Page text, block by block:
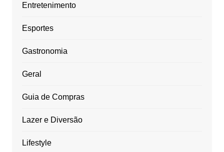
Entretenimento
Esportes
Gastronomia
Geral
Guia de Compras
Lazer e Diversão
Lifestyle